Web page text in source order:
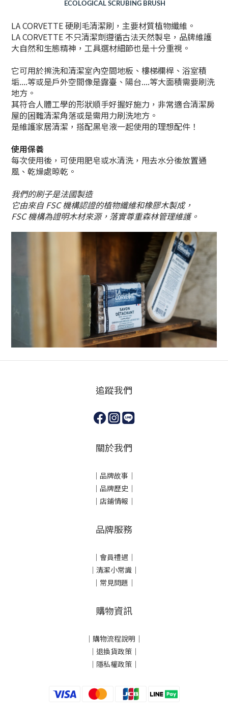
ECOLOGICAL SCRUBING BRUSH
LA CORVETTE 硬刷毛清潔刷，主要材質植物纖維。
LA CORVETTE 不只清潔劑遵循古法天然製皂，品牌維護
大自然和生態精神，工具選材細節也是十分重視。
它可用於擦洗和清潔室內空間地板、樓梯欄桿、浴室積
垢....等或是戶外空間像是露臺、陽台....等大面積需要刷洗
地方。
其符合人體工學的形狀順手好握好施力，非常適合清潔房
屋的困難清潔角落或是需用力刷洗地方。
是維護家居清潔，搭配黑皂液一起使用的理想配件！
使用保養
每次使用後，可使用肥皂或水清洗，甩去水分後放置通
風、乾燥處晾乾。
我們的刷子是法國製造
它由來自 FSC 機構認證的植物纖維和橡膠木製成，
FSC 機構為證明木材來源，落實尊重森林管理維護。
追蹤我們
關於我們
｜ 品牌故事 ｜
｜品牌歷史 ｜
｜店鋪情報｜
品牌服務
｜會員禮遇｜
｜清潔小常識｜
｜常見問題｜
購物資訊
｜ 購物流程說明 ｜
｜ 退換貨政策 ｜
｜ 隱私權政策 ｜